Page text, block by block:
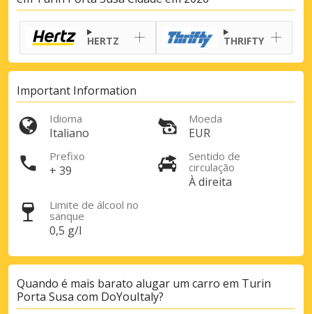
HERTZ THRIFTY
Important Information
Idioma
Italiano
Moeda
EUR
Prefixo
+ 39
Sentido de
circulação
À direita
Limite de álcool no
sanque
0,5 g/l
Quando é mais barato alugar um carro em Turin
Porta Susa com DoYouItaly?